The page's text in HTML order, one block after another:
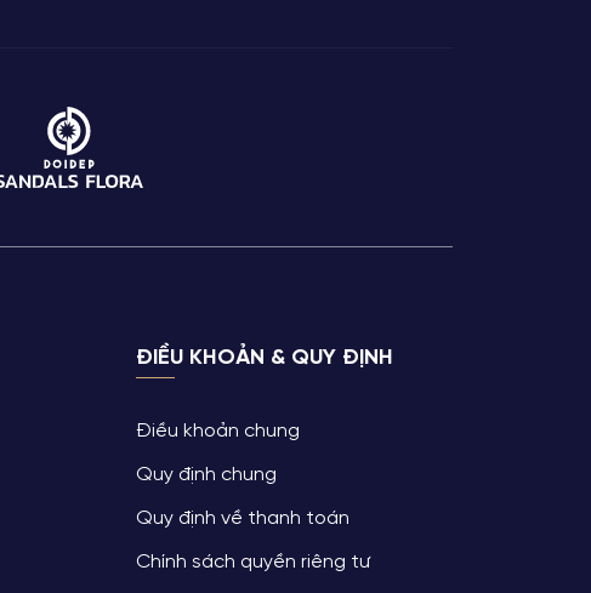
ĐIỀU KHOẢN & QUY ĐỊNH
Điều khoản chung
Quy định chung
Quy định về thanh toán
Chính sách quyền riêng tư